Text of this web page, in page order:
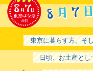
東京に暮らす方、そ
日頃、お土産とし